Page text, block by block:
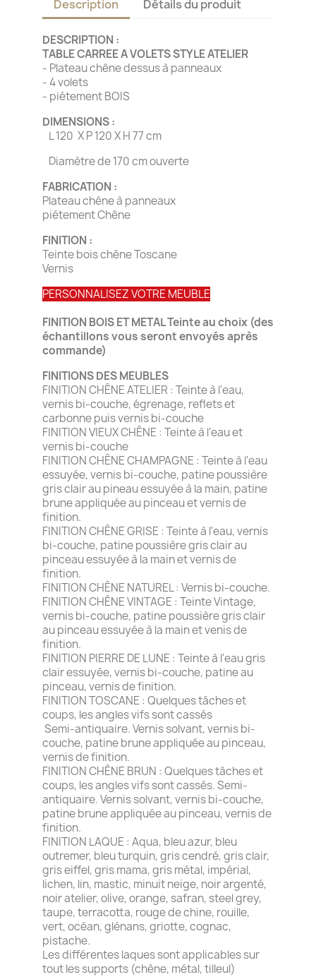
Description Détails du produit
DESCRIPTION :
TABLE CARREE A VOLETS STYLE ATELIER
- Plateau chêne dessus à panneaux
- 4 volets
- piétement BOIS
DIMENSIONS :
L 120 X P 120 X H 77 cm
Diamètre de 170 cm ouverte
FABRICATION :
Plateau chêne à panneaux
piétement Chêne
FINITION :
Teinte bois chêne Toscane
Vernis
PERSONNALISEZ VOTRE MEUBLE
FINITION BOIS ET METAL Teinte au choix (des
échantillons vous seront envoyés après
commande)
FINITIONS DES MEUBLES
FINITION CHÊNE ATELIER : Teinte à l'eau,
vernis bi-couche, égrenage, reflets et
carbonne puis vernis bi-couche
FINITION VIEUX CHÊNE : Teinte à l'eau et
vernis bi-couche
FINITION CHÊNE CHAMPAGNE : Teinte à l'eau
essuyée, vernis bi-couche, patine poussière
gris clair au pineau essuyée à la main, patine
brune appliquée au pinceau et vernis de
finition.
FINITION CHÊNE GRISE : Teinte à l'eau, vernis
bi-couche, patine poussière gris clair au
pinceau essuyée à la main et vernis de
finition.
FINITION CHÊNE NATUREL : Vernis bi-couche.
FINITION CHÊNE VINTAGE : Teinte Vintage,
vernis bi-couche, patine poussière gris clair
au pinceau essuyée à la main et venis de
finition.
FINITION PIERRE DE LUNE : Teinte à l'eau gris
clair essuyée, vernis bi-couche, patine au
pinceau, vernis de finition.
FINITION TOSCANE : Quelques tâches et
coups, les angles vifs sont cassés
Semi-antiquaire. Vernis solvant, vernis bi-
couche, patine brune appliquée au pinceau,
vernis de finition.
FINITION CHÊNE BRUN : Quelques tâches et
coups, les angles vifs sont cassés. Semi-
antiquaire. Vernis solvant, vernis bi-couche,
patine brune appliquée au pinceau, vernis de
finition.
FINITION LAQUE : Aqua, bleu azur, bleu
outremer, bleu turquin, gris cendré, gris clair,
gris eiffel, gris mama, gris métal, impérial,
lichen, lin, mastic, minuit neige, noir argenté,
noir atelier, olive, orange, safran, steel grey,
taupe, terracotta, rouge de chine, rouille,
vert, océan, glénans, griotte, cognac,
pistache.
Les différentes laques sont applicables sur
tout les supports (chêne, métal, tilleul)